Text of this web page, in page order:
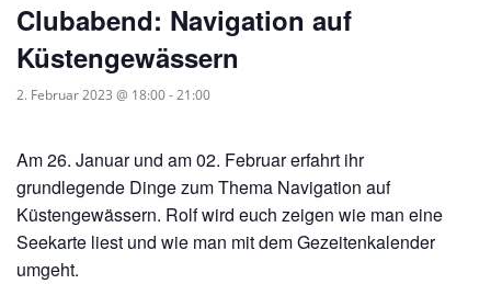
Clubabend: Navigation auf
Küstengewässern
2. Februar 2023 @ 18:00-21:00
Am 26. Januar und am 02. Februar erfahrt ihr
grundlegende Dinge zum Thema Navigation auf
Küstengewässern. Rolf wird euch zeigen wie man eine
Seekarte liest und wie man mit dem Gezeitenkalender
umgeht.